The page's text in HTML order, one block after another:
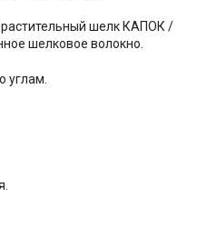
растительный шелк КАПОК /
шелковое волокно.
углам.